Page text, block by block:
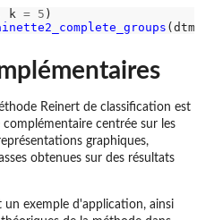
k = 5 )
Reinert de classification est
centrée sur les
graphiques,
obtenues sur des résultats
exemple d'application, ainsi